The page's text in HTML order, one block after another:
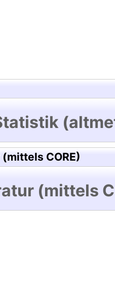
CORE)
(mittels